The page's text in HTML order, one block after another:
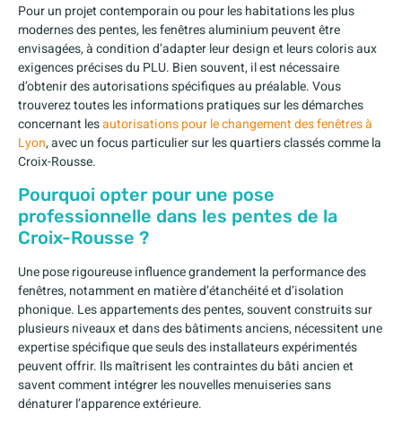
Pour un projet contemporain ou pour les habitations les plus
modernes des pentes, les fenêtres aluminium peuvent être
envisagées, à condition d’adapter leur design et leurs coloris aux
exigences précises du PLU. Bien souvent, il est nécessaire
d’obtenir des autorisations spécifiques au préalable. Vous
trouverez toutes les informations pratiques sur les démarches
concernant lesautorisations pour le changement des fenêtres à
Lyon, avec un focus particulier sur les quartiers classés comme la
Croix-Rousse.
Pourquoi opter pour une pose
professionnelle dans les pentes de la
Croix-Rousse ?
Une pose rigoureuse influence grandement la performance des
fenêtres, notamment en matière d’étanchéité et d’isolation
phonique. Les appartements des pentes, souvent construits sur
plusieurs niveaux et dans des bâtiments anciens, nécessitent une
expertise spécifique que seuls des installateurs expérimentés
peuvent offrir. Ils maîtrisent les contraintes du bâti ancien et
savent comment intégrer les nouvelles menuiseries sans
dénaturer l’apparence extérieure.